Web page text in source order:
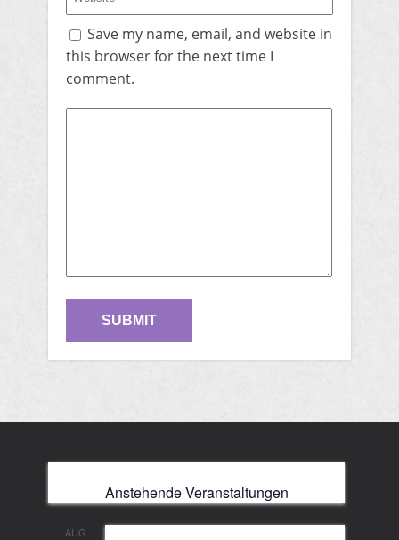
Save my name, email, and website in
this browser for the next time I
comment.
Anstehende Veranstaltungen
AUG.